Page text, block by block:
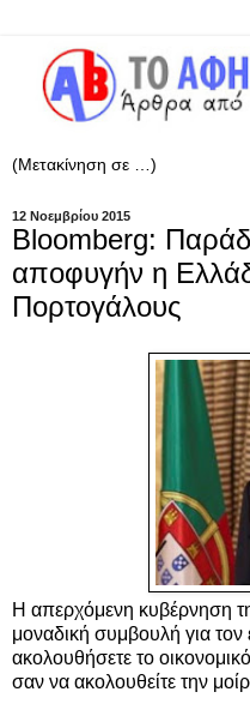
12 Νοεμβρίου 2015
Bloomberg:
αποφυγήν η
Πορτογάλους
Η απερχόμενη κυβέρνηση
μοναδική συμβουλή για
ακολουθήσετε το
σαν να ακολουθείτε την